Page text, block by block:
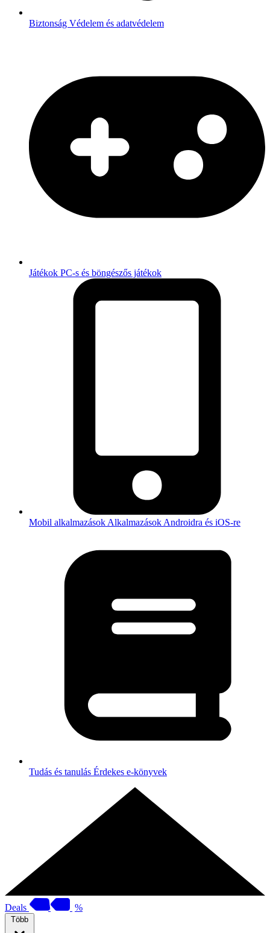
Biztonság Védelem és adatvédelem
Játékok PC-s és böngészős játékok
Mobil alkalmazások Alkalmazások Androidra és iOS-re
Tudás és tanulás Érdekes e-könyvek
Deals %
Több